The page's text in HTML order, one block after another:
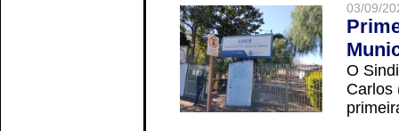
03/09/
O
Carlos